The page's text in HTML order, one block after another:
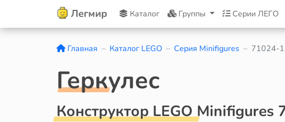
Легмир Каталог Группы Серии ЛЕГО
Главная Каталог LEGO Серия Minifigures 71024-
Геркулес
Конструктор LEGO Minifigures